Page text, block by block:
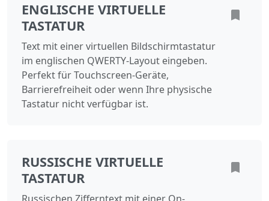
ENGLISCHE VIRTUELLE
TASTATUR
Text mit einer virtuellen Bildschirmtastatur
im englischen QWERTY-Layout eingeben.
Perfekt für Touchscreen-Geräte,
Barrierefreiheit oder wenn Ihre physische
Tastatur nicht verfügbar ist.
RUSSISCHE VIRTUELLE
TASTATUR